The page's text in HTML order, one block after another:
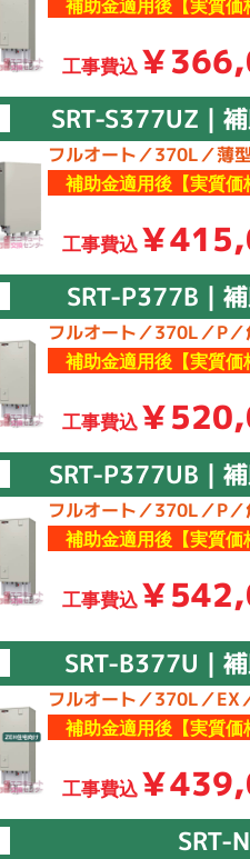
工事費込￥
SRT-S377UZ｜
フルオート／370L／薄
補助金適用後【実質価
工事費込￥
SRT-P377B｜
フルオート／370L／P／
補助金適用後【実質価
工事費込￥
SRT-P377UB｜
フルオート／370L／P／
補助金適用後【実質価
工事費込￥
SRT-B377U｜
フルオート／370L／EX
補助金適用後【実質価
工事費込￥
SRT-